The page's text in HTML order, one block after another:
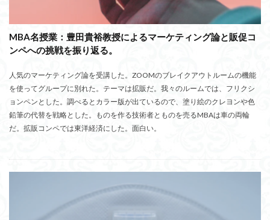
MBA名授業：豊田貴裕教授によるマーケティング論と販促コ
ンペへの挑戦を振り返る。
人気のマーケティング論を受講した。ZOOMのブレイクアウトルームの機能
を使ってグループに別れた。テーマは拡販だ。我々のルームでは、フリクシ
ョンペンとした。調べるとカラー版が出ているので、塗り絵のクレヨンや色
鉛筆の代替を戦略とした。ものを作る技術者とものを売るMBAは車の両輪
だ。拡販コンペでは東洋経済にした。面白い。